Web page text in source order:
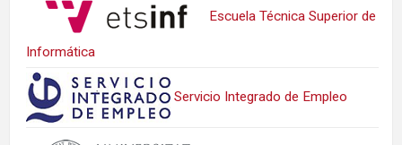
Escuela Técnica Superior de
Informática
Servicio Integrado de Empleo